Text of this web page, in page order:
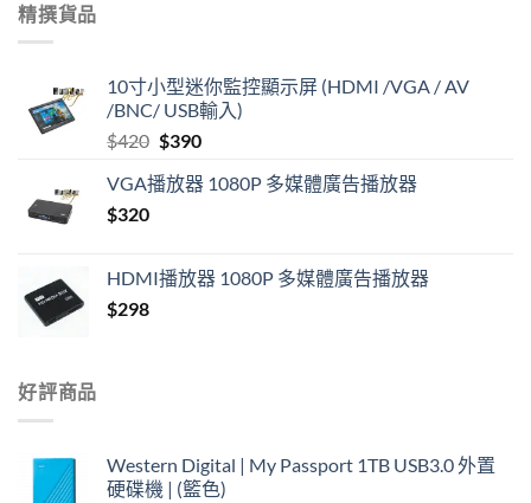
精撰貨品
10寸小型迷你監控顯示屏 (HDMI /VGA / AV
/BNC/ USB輸入)
$420 Original
was:
$390Current
is:
VGA播放器 1080P 多媒體廣告播放器
$320
HDMI播放器 1080P 多媒體廣告播放器
$298
好評商品
Western Digital | My Passport 1TB USB3.0 外置
硬碟機 | (籃色)